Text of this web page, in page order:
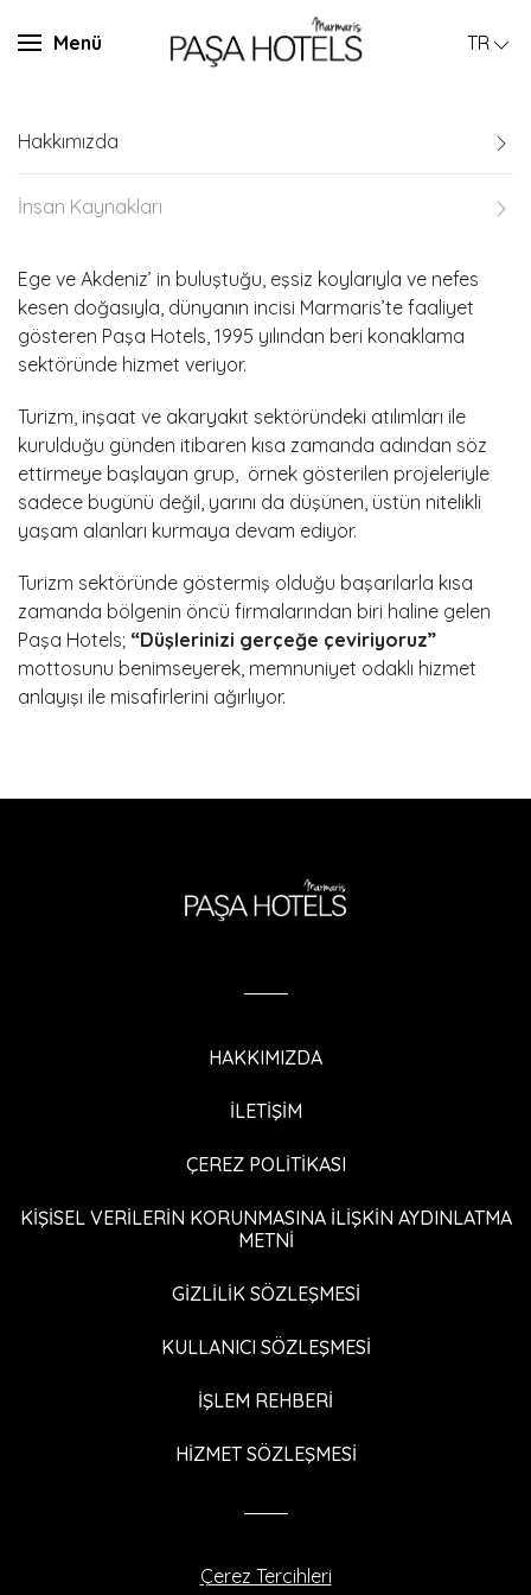
Menü TR
Hakkımızda
İnsan Kaynakları
Ege ve Akdeniz’ in buluştuğu, eşsiz koylarıyla ve nefes
kesen doğasıyla, dünyanın incisi Marmaris’te faaliyet
gösteren Paşa Hotels, 1995 yılından beri konaklama
sektöründe hizmet veriyor.
Turizm, inşaat ve akaryakıt sektöründeki atılımları ile
kurulduğu günden itibaren kısa zamanda adından söz
ettirmeye başlayan grup, örnek gösterilen projeleriyle
sadece bugünü değil, yarını da düşünen, üstün nitelikli
yaşam alanları kurmaya devam ediyor.
Turizm sektöründe göstermiş olduğu başarılarla kısa
zamanda bölgenin öncü firmalarından biri haline gelen
Paşa Hotels; “Düşlerinizi gerçeğe çeviriyoruz”
mottosunu benimseyerek, memnuniyet odaklı hizmet
anlayışı ile misafirlerini ağırlıyor.
HAKKIMIZDA
İLETİŞİM
ÇEREZ POLİTİKASI
KİŞİSEL VERİLERİN KORUNMASINA İLİŞKİN AYDINLATMA
METNİ
GİZLİLİK SÖZLEŞMESİ
KULLANICI SÖZLEŞMESİ
İŞLEM REHBERİ
HİZMET SÖZLEŞMESİ
Çerez Tercihleri